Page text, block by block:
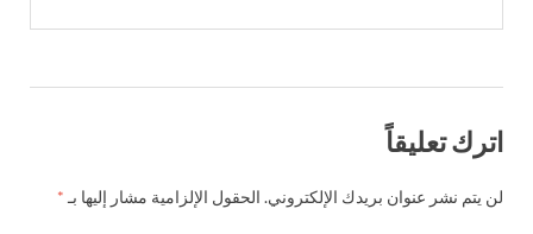
اترك تعليقاً
لن يتم نشر عنوان بريدك الإلكتروني. الحقول الإلزامية مشار إليها بـ *